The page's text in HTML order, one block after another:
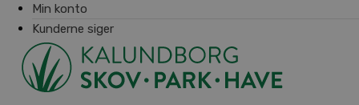
Min konto
Kunderne siger